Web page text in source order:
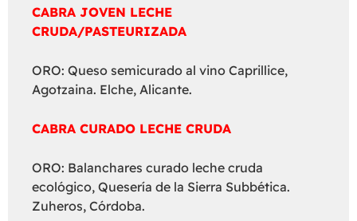
CABRA JOVEN LECHE
CRUDA/PASTEURIZADA
ORO: Queso semicurado al vino Caprillice,
Agotzaina. Elche, Alicante.
CABRA CURADO LECHE CRUDA
ORO: Balanchares curado leche cruda
ecológico, Quesería de la Sierra Subbética.
Zuheros, Córdoba.